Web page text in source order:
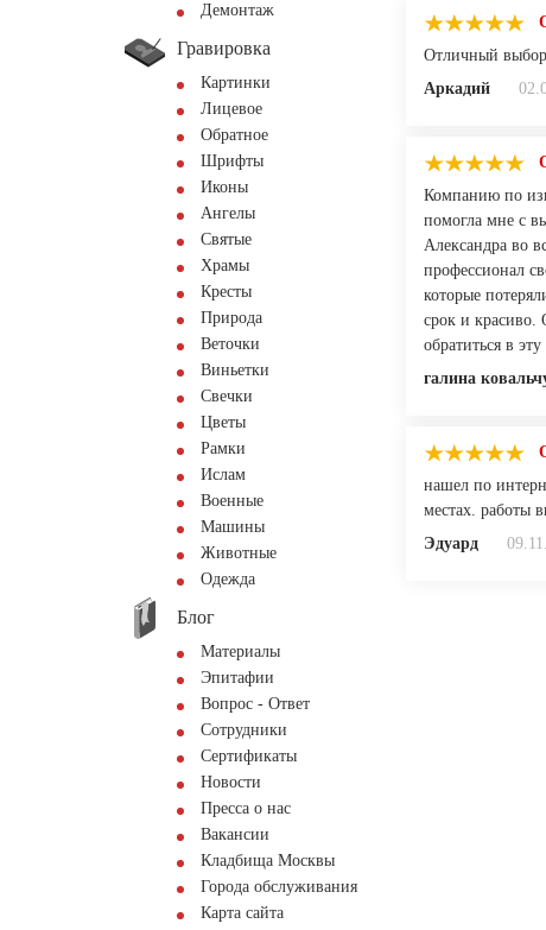
Демонтаж
Гравировка
Картинки
Лицевое
Обратное
Шрифты
Иконы
Ангелы
Святые
Храмы
Кресты
Природа
Веточки
Виньетки
Свечки
Цветы
Рамки
Ислам
Военные
Машины
Животные
Одежда
Блог
Материалы
Эпитафии
Вопрос - Ответ
Сотрудники
Сертификаты
Новости
Пресса о нас
Вакансии
Кладбища Москвы
Города обслуживания
Карта сайта
Отличный выбор
Аркадий
Компанию по
помогла мне с
Александра во
профессионал
которые
срок и красиво.
обратиться в
галина
нашел по
местах. работы
Эдуард